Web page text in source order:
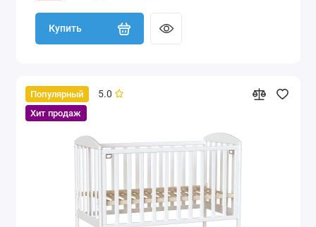
Купить
Популярный
Хит продаж
5.0